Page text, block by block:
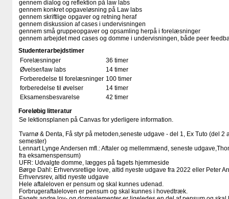
gennem dialog og reflektion på law labs
gennem konkret opgaveløsning på Law labs
gennem skriftlige opgaver og retning heraf
gennem diskussion af cases i undervisningen
gennem små gruppeopgaver og opsamling herpå i forelæsninger
gennem arbejdet med cases og domme i undervisningen, både peer
Studenterarbejdstimer
Forelæsninger
36 timer
Øvelser/law labs
14 timer
Forberedelse til forelæsninger 100 timer
forberedelse til øvelser
14 timer
Eksamensbesvarelse
42 timer
Foreløbig litteratur
Se lektionsplanen på Canvas for yderligere information.
Tvarnø & Denta, Få styr på metoden,seneste udgave - del 1, Ex Tuto (del 2
semester)
Lennart Lynge Andersen mfl.: Aftaler og mellemmænd, seneste
fra eksamenspensum)
UFR: Udvalgte domme, lægges på fagets hjemmeside
Børge Dahl: Erhvervsretlige love, altid nyeste udgave fra 2022 eller Peter
Erhvervsrev, altid nyeste udgave
Hele aftaleloven er pensum og skal kunnes udenad.
Forbrugeraftaleloven er pensum og skal kunnes i hovedtræk.